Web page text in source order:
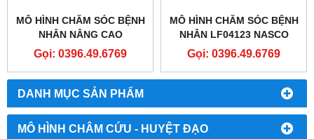
DANH MỤC SẢN PHẨM
MÔ HÌNH CHÂM CỨU - HUYỆT ĐẠO
MÔ HÌNH CHĂM SÓC BỆNH
NHÂN NÂNG CAO
SB32864L GAUMARD®
CPR ​​SUSIE ADVANCED
SIMULATOR
Gọi: 0396.49.6769
MÔ HÌNH CHĂM SÓC BỆNH
NHÂN LF04123 NASCO
HEALTHCARE - COMPLETE
KERI AUSCULTATION
Gọi: 0396.49.6769